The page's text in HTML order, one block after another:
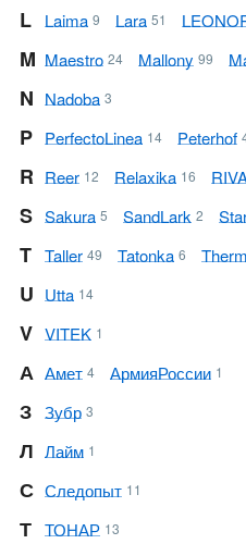
L Laima 9 Lara 51
M Maestro 24 Mallony 99
N Nadoba 3
P Perfecto Linea 14 Peterhof
R Reer 12 Relaxika 16
S Sakura 5 SandLark 2
T Taller 49 Tatonka 6
U Utta 14
V VITEK 1
А Амет 4 Армия России 1
З Зубр 3
Л Лайм 1
С Следопыт 11
Т ТОНАР 13